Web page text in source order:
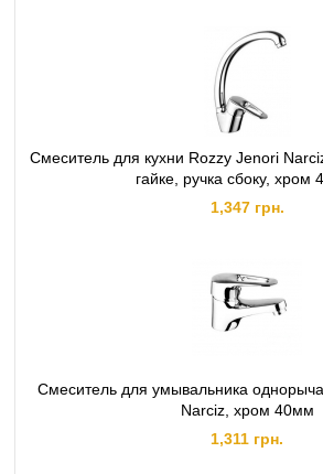
Смеситель для кухни Rozzy Jenori
гайке, ручка сбоку, хром
1,347 грн.
Смеситель для умывальника
Narciz, хром 40мм
1,311 грн.